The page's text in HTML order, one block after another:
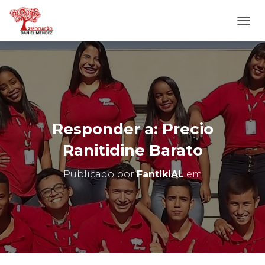
L
T
E
R
N
A
N
A
E
G
O
Responder a: Precio
Ranitidine Barato
Publicado porFantikiALem